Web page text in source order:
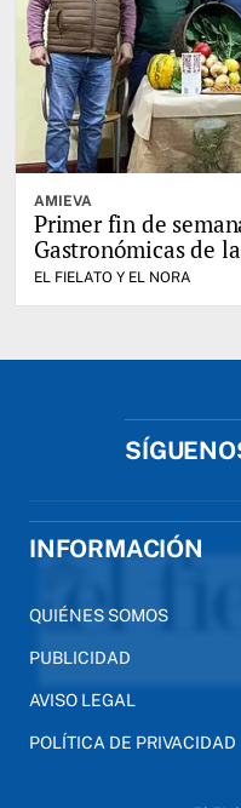
AMIEVA
Primer fin de
Gastronómicas de
EL FIELATO Y EL NORA
INFORMACIÓN
QUIÉNES SOMOS
PUBLICIDAD
AVISO LEGAL
POLÍTICA DE PRIVACIDAD